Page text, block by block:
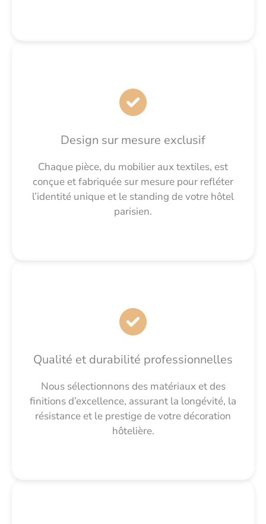
Design sur mesure exclusif
Chaque pièce, du mobilier aux textiles, est
conçue et fabriquée sur mesure pour refléter
l’identité unique et le standing de votre hôtel
parisien.
Qualité et durabilité professionnelles
Nous sélectionnons des matériaux et des
finitions d’excellence, assurant la longévité, la
résistance et le prestige de votre décoration
hôtelière.